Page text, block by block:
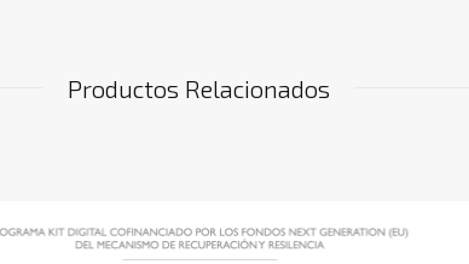
Productos Relacionados